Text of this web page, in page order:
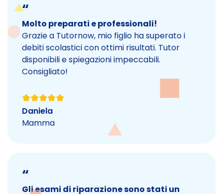
“
Molto preparati e professionali!
Grazie a Tutornow, mio figlio ha superato i
debiti scolastici con ottimi risultati. Tutor
disponibili e spiegazioni impeccabili.
Consigliato!
Daniela
Mamma
“
Gli esami di riparazione sono stati un